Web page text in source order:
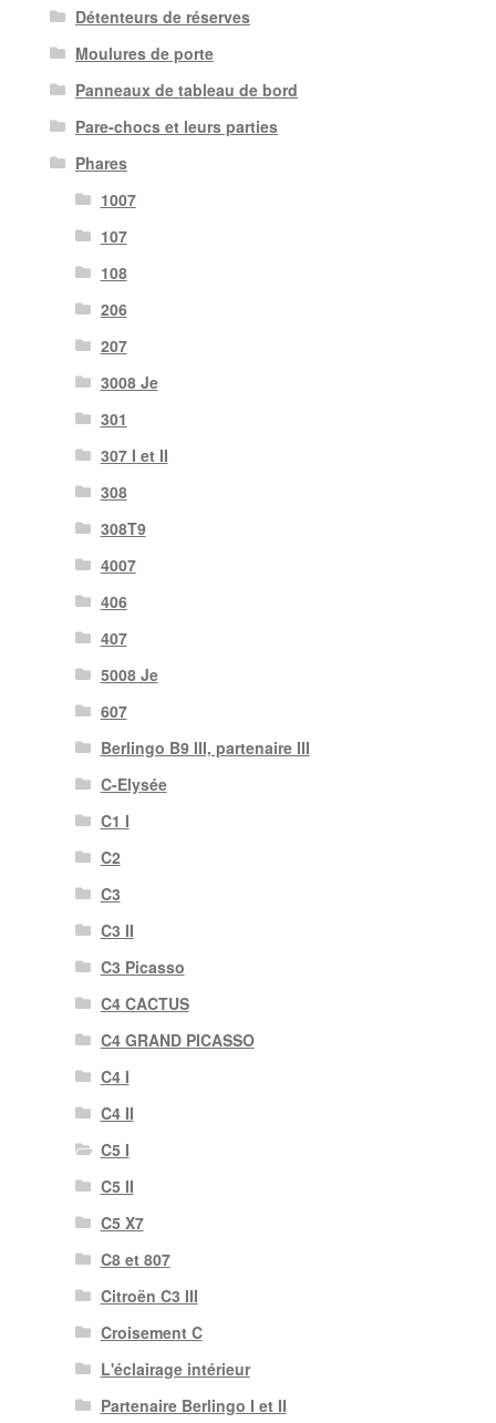
Détenteurs de réserves
Moulures de porte
Panneaux de tableau de bord
Pare-chocs et leurs parties
Phares
1007
107
108
206
207
3008 Je
301
307 I et II
308
308T9
4007
406
407
5008 Je
607
Berlingo B9 III, partenaire III
C-Elysée
C1 I
C2
C3
C3 II
C3 Picasso
C4 CACTUS
C4 GRAND PICASSO
C4 I
C4 II
C5 I
C5 II
C5 X7
C8 et 807
Citroën C3 III
Croisement C
L'éclairage intérieur
Partenaire Berlingo I et II